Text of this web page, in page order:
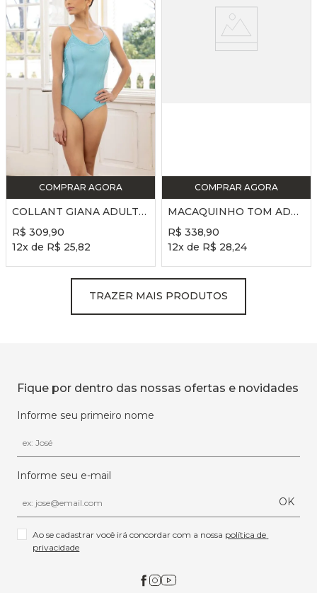
COMPRAR AGORA
COLLANT GIANA ADULTO REF. SD2462 - MALTA
R$ 309,90
12x de R$ 25,82
COMPRAR AGORA
MACAQUINHO TOM ADULTO REF. SD2316 - MALTA
R$ 338,90
12x de R$ 28,24
TRAZER MAIS PRODUTOS
Fique por dentro das nossas ofertas e novidades
Informe seu primeiro nome
Informe seu e-mail
OK
Ao se cadastrar você irá concordar com a nossa política de
privacidade